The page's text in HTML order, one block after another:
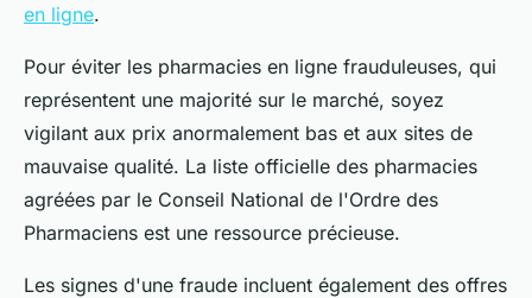
en ligne.
Pour éviter les pharmacies en ligne frauduleuses, qui
représentent une majorité sur le marché, soyez
vigilant aux prix anormalement bas et aux sites de
mauvaise qualité. La liste officielle des pharmacies
agréées par le Conseil National de l'Ordre des
Pharmaciens est une ressource précieuse.
Les signes d'une fraude incluent également des offres